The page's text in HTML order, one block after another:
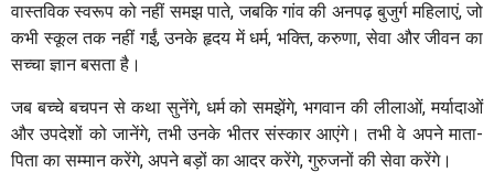
वास्तविक स्वरूप को नहीं समझ पाते, जबकि गांव की अनपढ़ बुजुर्ग महिलाएं, जो
कभी स्कूल तक नहीं गईं, उनके हृदय में धर्म, भक्ति, करुणा, सेवा और जीवन का
सच्चा ज्ञान बसता है।
जब बच्चे बचपन से कथा सुनेंगे, धर्म को समझेंगे, भगवान की लीलाओं, मर्यादाओं
और उपदेशों को जानेंगे, तभी उनके भीतर संस्कार आएंगे। तभी वे अपने माता-
पिता का सम्मान करेंगे, अपने बड़ों का आदर करेंगे, गुरुजनों की सेवा करेंगे।